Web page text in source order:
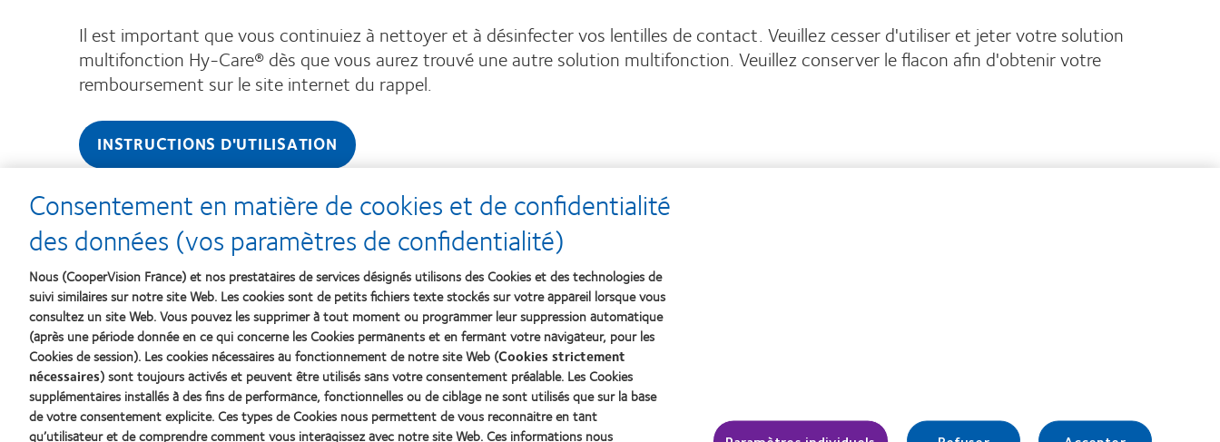
Il est important que vous continuiez à nettoyer et à désinfecter vos lentilles de contact. Veuillez cesser d'utiliser et jeter votre solution
multifonction Hy-Care® dès que vous aurez trouvé une autre solution multifonction. Veuillez conserver le flacon afin d'obtenir votre
remboursement sur le site internet du rappel.
INSTRUCTIONS D'UTILISATION
Nos produits
Trouver un spécialiste
Notre Entreprise
Carrières chez CooperVision
Actualités
Contact
Politique de confidentialité
Conditions d'utilisation
Consentement en matière de cookies et de confidentialité
des données (vos paramètres de confidentialité)
Nous (CooperVision France) et nos prestataires de services désignés utilisons des Cookies et des technologies de
suivi similaires sur notre site Web. Les cookies sont de petits fichiers texte stockés sur votre appareil lorsque vous
consultez un site Web. Vous pouvez les supprimer à tout moment ou programmer leur suppression automatique
(après une période donnée en ce qui concerne les Cookies permanents et en fermant votre navigateur, pour les
Cookies de session). Les cookies nécessaires au fonctionnement de notre site Web (Cookies strictement
nécessaires) sont toujours activés et peuvent être utilisés sans votre consentement préalable. Les Cookies
supplémentaires installés à des fins de performance, fonctionnelles ou de ciblage ne sont utilisés que sur la base
de votre consentement explicite. Ces types de Cookies nous permettent de vous reconnaitre en tant
qu’utilisateur et de comprendre comment vous interagissez avec notre site Web. Ces informations nous